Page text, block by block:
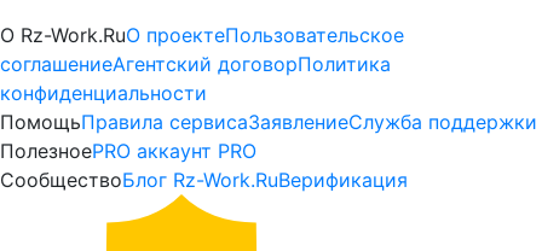
Платные
информационные
услуги
—
Активация
О Rz-Work.RuО проектеПользовательское
соглашениеАгентский договорПолитика
конфиденциальности
ПомощьПравила сервисаЗаявлениеСлужба поддержки
ПолезноеPRO аккаунт PRO
СообществоБлог Rz-Work.RuВерификация